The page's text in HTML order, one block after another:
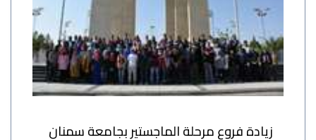
زيادة فروع مرحلة الماجستير بجامعة سمنان